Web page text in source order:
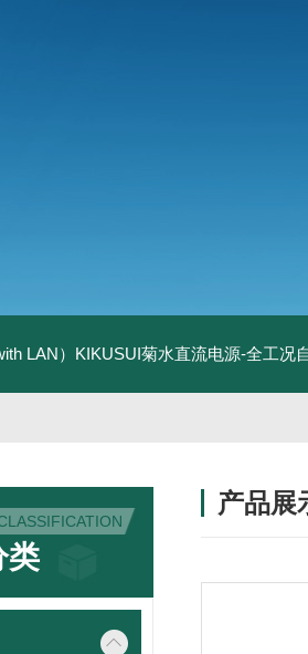
LAN）KIKUSUI菊水直流电源-全工况
类
产品展